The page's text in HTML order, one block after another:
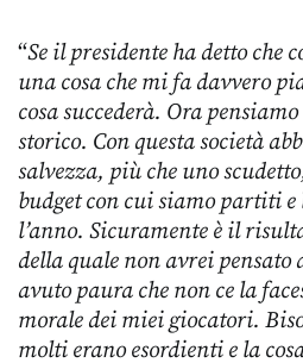
“Se il presidente ha detto che
una cosa che mi fa davvero
cosa succederà. Ora
storico. Con questa società
salvezza, più che uno
budget con cui siamo partiti
l’anno. Sicuramente è il
della quale non avrei
avuto paura che non ce la
morale dei miei giocatori.
molti erano esordienti e la